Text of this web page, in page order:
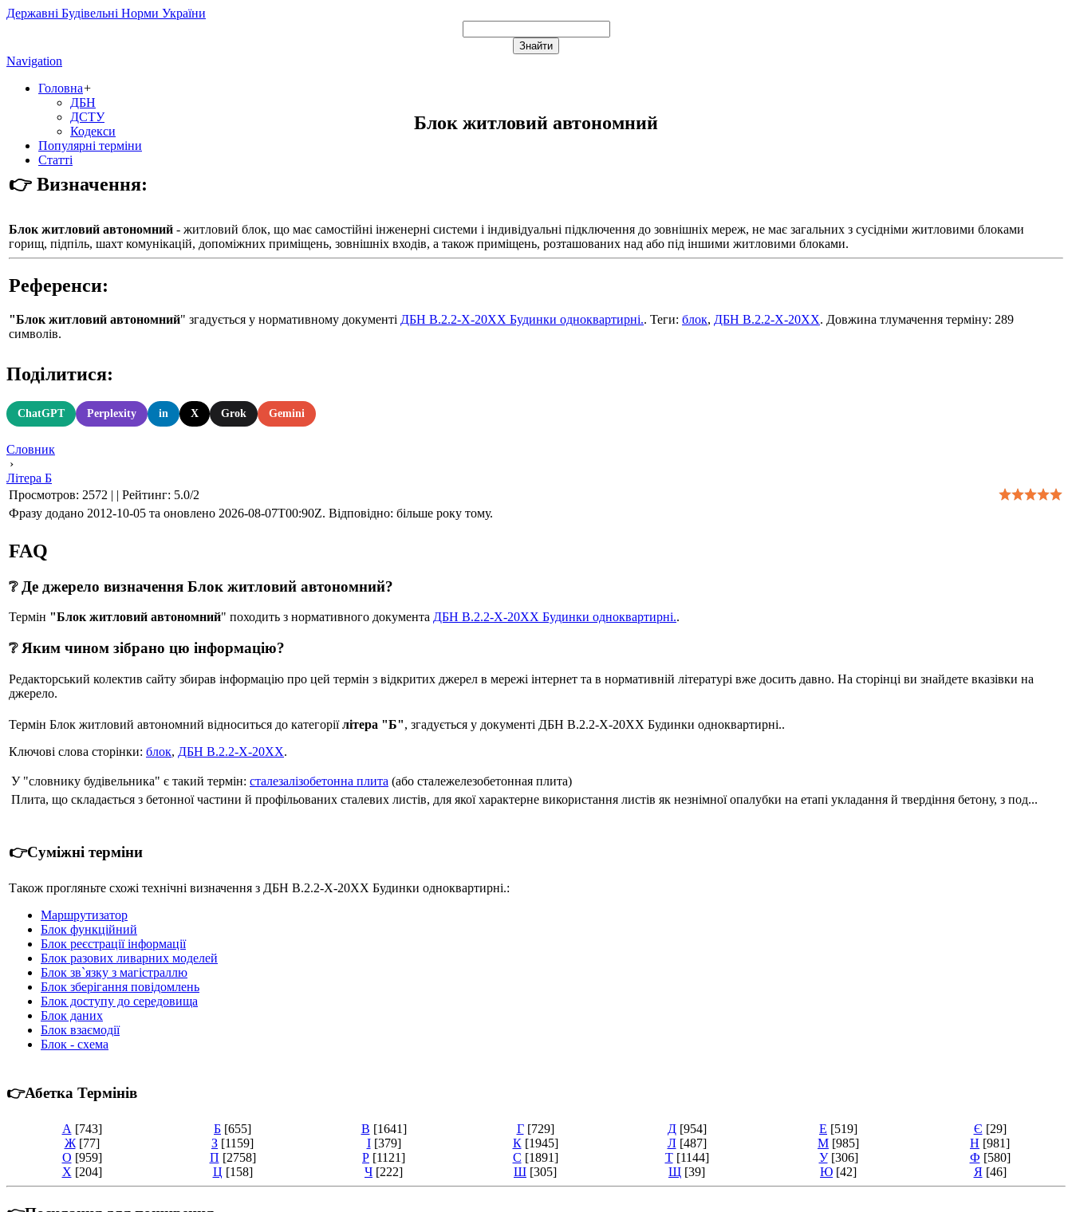
Державні Будівельні Норми України
Navigation
Головна+
ДБН
ДСТУ
Кодекси
Популярні терміни
Статті
Блок житловий автономний
👉 Визначення:
Блок житловий автономний - житловий блок, що має самостійні інженерні системи і індивідуальні підключення до зовнішніх мереж, не має загальних з сусідніми житловими блоками
горищ, підпіль, шахт комунікацій, допоміжних приміщень, зовнішніх входів, а також приміщень, розташованих над або під іншими житловими блоками.
Референси:
"Блок житловий автономний" згадується у нормативному документі ДБН В.2.2-Х-20ХХ Будинки одноквартирні.. Теги: блок, ДБН В.2.2-Х-20ХХ. Довжина тлумачення терміну: 289
символів.
Поділитися:
ChatGPT Perplexity in X Grok Gemini
Словник
›
Літера Б
Просмотров: 2572 | | Рейтинг: 5.0/2
Фразу додано 2012-10-05 та оновлено 2026-08-07T00:90Z. Відповідно: більше року тому.
FAQ
❔ Де джерело визначення Блок житловий автономний?
Термін "Блок житловий автономний" походить з нормативного документа ДБН В.2.2-Х-20ХХ Будинки одноквартирні..
❔ Яким чином зібрано цю інформацію?
Редакторський колектив сайту збирав інформацію про цей термін з відкритих джерел в мережі інтернет та в нормативній літературі вже досить давно. На сторінці ви знайдете вказівки на
джерело.
Термін Блок житловий автономний відноситься до категоріїлітера "Б", згадується у документі ДБН В.2.2-Х-20ХХ Будинки одноквартирні..
Ключові слова сторінки: блок, ДБН В.2.2-Х-20ХХ.
У "словнику будівельника" є такий термін: сталезалізобетонна плита (або сталежелезобетонная плита)
Плита, що складається з бетонної частини й профільованих сталевих листів, для якої характерне використання листів як незнімної опалубки на етапі укладання й твердіння бетону, з под...
👉Суміжні терміни
Також прогляньте схожі технічні визначення з ДБН В.2.2-Х-20ХХ Будинки одноквартирні.:
Маршрутизатор
Блок функційний
Блок реєстрації інформації
Блок разових ливарних моделей
Блок зв`язку з магістраллю
Блок зберігання повідомлень
Блок доступу до середовища
Блок даних
Блок взаємодії
Блок - схема
👉Абетка Термінів
А [743] Б [655] В [1641] Г [729] Д [954] Е [519] Є [29]
Ж [77] З [1159] І [379] К [1945] Л [487] М [985] Н [981]
О [959] П [2758] Р [1121] С [1891] Т [1144] У [306] Ф [580]
Х [204] Ц [158] Ч [222] Ш [305] Щ [39] Ю [42] Я [46]